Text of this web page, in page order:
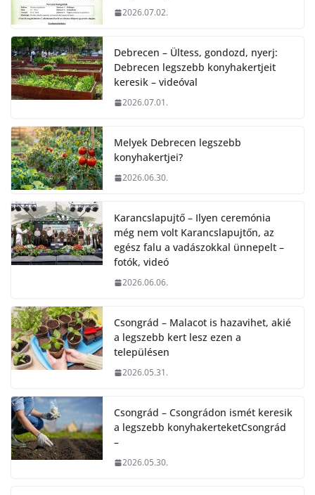
2026.07.02.
Debrecen – Ültess, gondozd, nyerj:
Debrecen legszebb konyhakertjeit
keresik – videóval
2026.07.01.
Melyek Debrecen legszebb
konyhakertjei?
2026.06.30.
Karancslapujtő – Ilyen ceremónia
még nem volt Karancslapujtőn, az
egész falu a vadászokkal ünnepelt –
fotók, videó
2026.06.06.
Csongrád – Malacot is hazavihet, akié
a legszebb kert lesz ezen a
településen
2026.05.31.
Csongrád – Csongrádon ismét keresik
a legszebb konyhakerteketCsongrád
–
2026.05.30.